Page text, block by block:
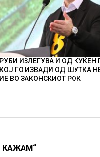
ИЗЛЕГУВА И ОД КУЌЕН
ГО ИЗВАДИ ОД ШУТКА
ВО ЗАКОНСКИОТ РОК
КАЖАМ“